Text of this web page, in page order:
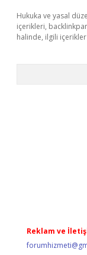
Hukuka ve yasal
içerikleri,
halinde, ilgili
Reklam ve